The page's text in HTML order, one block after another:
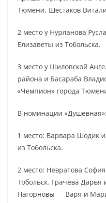
Тюмени, Шестаков
2 место у Нурланова
Елизаветы из Тобольска.
3 место у Шиловской
района и Басараба
«Чемпион» города
В номинации «Душевная»:
1 место: Варвара Шодик
из Тобольска.
2 место: Невратова
Тобольск, Грачева
Нагорновы — Варя и